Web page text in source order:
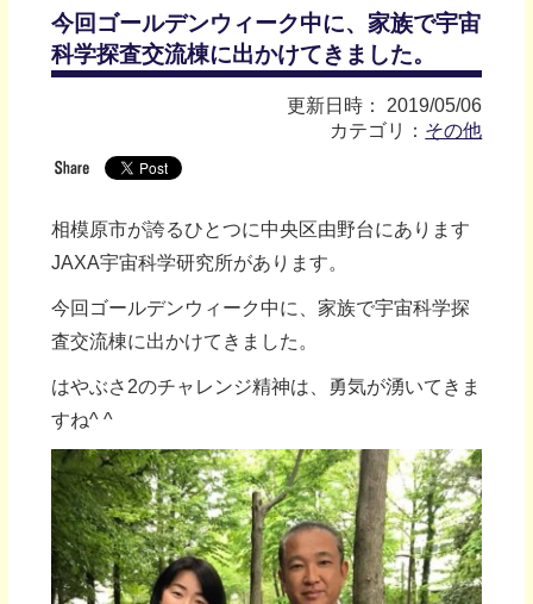
今回ゴールデンウィーク中に、家族で宇宙
科学探査交流棟に出かけてきました。
更新日時： 2019/05/06
カテゴリ： その他
相模原市が誇るひとつに中央区由野台にあります
JAXA宇宙科学研究所があります。
今回ゴールデンウィーク中に、家族で宇宙科学探
査交流棟に出かけてきました。
はやぶさ2のチャレンジ精神は、勇気が湧いてきま
すね^ ^